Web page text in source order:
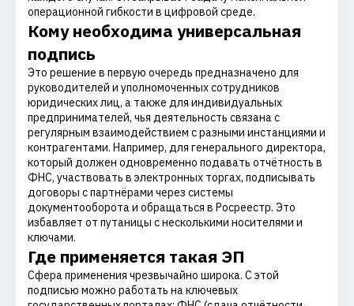
операционной гибкости в цифровой среде.
Кому необходима универсальная
подпись
Это решение в первую очередь предназначено для
руководителей и уполномоченных сотрудников
юридических лиц, а также для индивидуальных
предпринимателей, чья деятельность связана с
регулярным взаимодействием с разными инстанциями и
контрагентами. Например, для генерального директора,
который должен одновременно подавать отчётность в
ФНС, участвовать в электронных торгах, подписывать
договоры с партнёрами через системы
документооборота и обращаться в Росреестр. Это
избавляет от путаницы с несколькими носителями и
ключами.
Где применяется такая ЭП
Сфера применения чрезвычайно широка. С этой
подписью можно работать на ключевых